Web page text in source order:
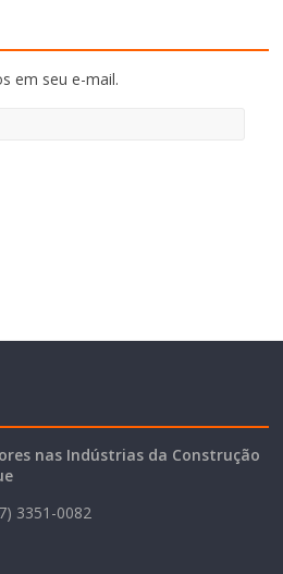
em seu e-mail.
nas Indústrias da Construção
3351-0082